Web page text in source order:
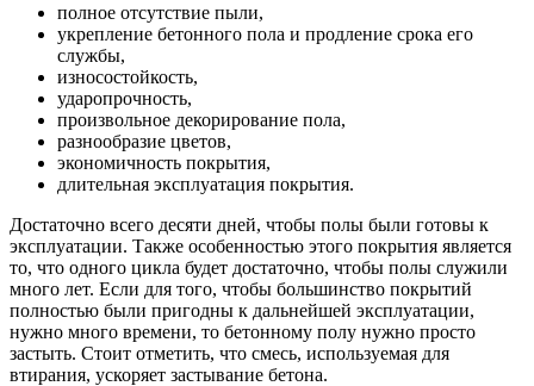
полное отсутствие пыли,
укрепление бетонного пола и продление срока его
службы,
износостойкость,
ударопрочность,
произвольное декорирование пола,
разнообразие цветов,
экономичность покрытия,
длительная эксплуатация покрытия.
Достаточно всего десяти дней, чтобы полы были готовы к
эксплуатации. Также особенностью этого покрытия является
то, что одного цикла будет достаточно, чтобы полы служили
много лет. Если для того, чтобы большинство покрытий
полностью были пригодны к дальнейшей эксплуатации,
нужно много времени, то бетонному полу нужно просто
застыть. Стоит отметить, что смесь, используемая для
втирания, ускоряет застывание бетона.